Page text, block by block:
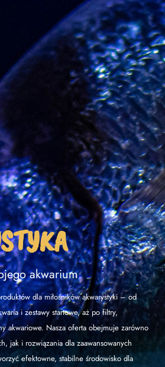
akwarium
dla miłośników akwarystyki – od
i zestawy startowe, aż po filtry,
akwariowe. Nasza oferta obejmuje zarówno
jak i rozwiązania dla zaawansowanych
efektowne, stabilne środowisko dla